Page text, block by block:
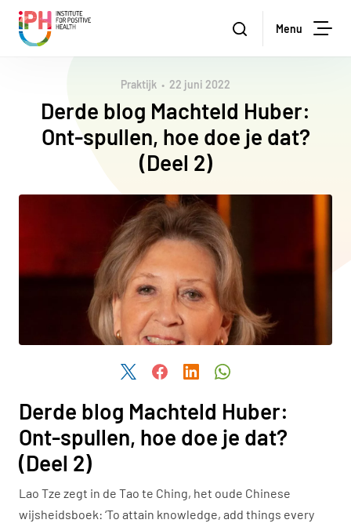
Institute for Positive Health Zoeken
Menu
Praktijk 22 juni 2022
Derde blog Machteld Huber:
Ont-spullen, hoe doe je dat?
(Deel 2)
Deel dit artikel via Twitter
Deel dit artikel via Facebook
Deel dit artikel via LinkedIn
Derde blog Machteld Huber:
Ont-spullen, hoe doe je dat?
(Deel 2)
Lao Tze zegt in de Tao te Ching, het oude Chinese
wijsheidsboek: ‘To attain knowledge, add things every